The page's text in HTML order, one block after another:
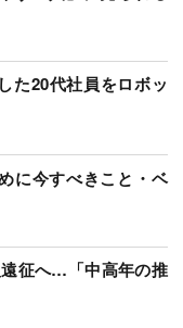
た20代社員をロボッ
に今すべきこと・ベ
征へ…「中高年の推